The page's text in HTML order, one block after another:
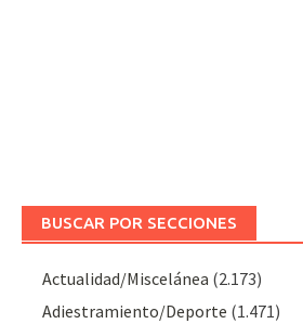
BUSCAR POR SECCIONES
Actualidad/Miscelánea (2.173)
Adiestramiento/Deporte (1.471)